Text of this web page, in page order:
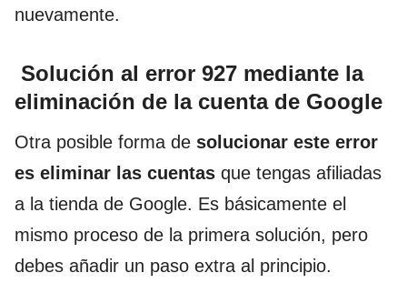
nuevamente.
Solución al error 927 mediante la
eliminación de la cuenta de Google
Otra posible forma de solucionar este error
es eliminar las cuentas que tengas afiliadas
a la tienda de Google. Es básicamente el
mismo proceso de la primera solución, pero
debes añadir un paso extra al principio.